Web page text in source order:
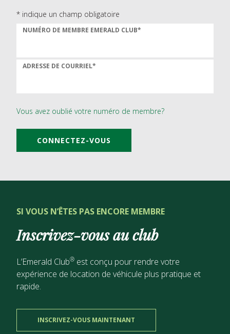
* indique un champ obligatoire
NUMÉRO DE MEMBRE EMERALD CLUB*
ADRESSE DE COURRIEL*
Vous avez oublié votre numéro de membre?
CONNECTEZ-VOUS
SI VOUS N’ÊTES PAS ENCORE MEMBRE
Inscrivez-vous au club
L’Emerald Club® est conçu pour rendre votre
expérience de location de véhicule plus pratique et
rapide.
INSCRIVEZ-VOUS MAINTENANT